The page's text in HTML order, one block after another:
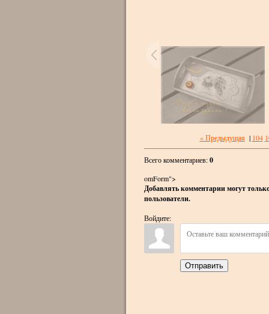
« Предыдущая | 104
Всего комментариев:0
omForm">
Добавлять комментарии могут
пользователи.
Войдите:
Отправить